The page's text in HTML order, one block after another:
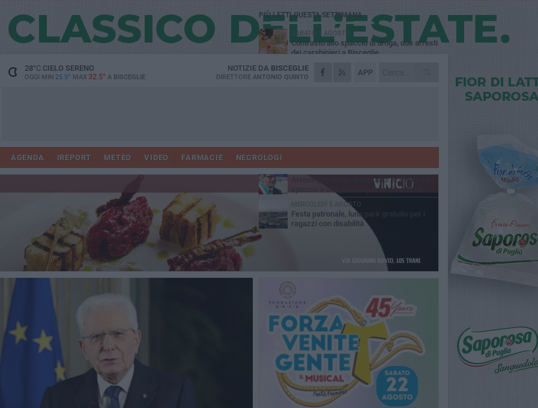
28°CCIELO SERENO
OGGI MIN 25.5° MAX 32.5° A BISCEGLIE
APP
NOTIZIE DA BISCEGLIE
DIRETTORE ANTONIO QUINTO
AGENDA IREPORT METEO VIDEO FARMACIE NECROLOGI
PIÙ LETTI QUESTA SETTIMANA
SABATO 1 AGOSTO
Contrasto allo spaccio di droga, due arresti
dei carabinieri a Bisceglie
MARTEDÌ 4 AGOSTO
Emergenza caldo, il Comune di Bisceglie
Due auto incendiate nella notte in via Dieta
SABATO 1 AGOSTO
Arresti per droga, Angarano: «La lotta allo
spaccio è una priorità per la sicurezza»
MERCOLEDÌ 5 AGOSTO
Festa patronale, luna park gratuito per i
ragazzi con disabilità